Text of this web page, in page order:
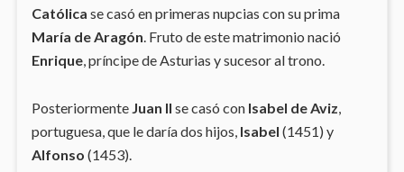
Católica se casó en primeras nupcias con su prima
María de Aragón. Fruto de este matrimonio nació
Enrique, príncipe de Asturias y sucesor al trono.
Posteriormente Juan II se casó con Isabel de Aviz
portuguesa, que le daría dos hijos, Isabel (1451) y
Alfonso (1453).